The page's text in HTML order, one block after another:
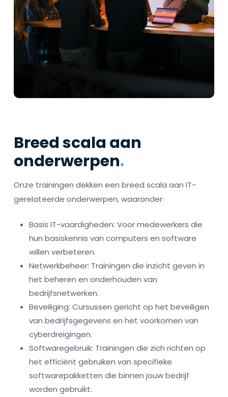
Breed scala aan
onderwerpen.
Onze trainingen dekken een breed scala aan IT-
gerelateerde onderwerpen, waaronder:
Basis IT-vaardigheden: Voor medewerkers die
hun basiskennis van computers en software
willen verbeteren.
Netwerkbeheer: Trainingen die inzicht geven in
het beheren en onderhouden van
bedrijfsnetwerken.
Beveiliging: Cursussen gericht op het beveiligen
van bedrijfsgegevens en het voorkomen van
cyberdreigingen.
Softwaregebruik: Trainingen die zich richten op
het efficiënt gebruiken van specifieke
softwarepakketten die binnen jouw bedrijf
worden gebruikt.